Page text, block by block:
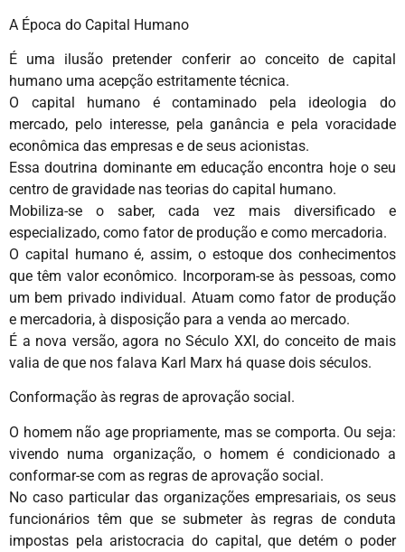
A Época do Capital Humano
É uma ilusão pretender conferir ao conceito de capital
humano uma acepção estritamente técnica.
O capital humano é contaminado pela ideologia do
mercado, pelo interesse, pela ganância e pela voracidade
econômica das empresas e de seus acionistas.
Essa doutrina dominante em educação encontra hoje o seu
centro de gravidade nas teorias do capital humano.
Mobiliza-se o saber, cada vez mais diversificado e
especializado, como fator de produção e como mercadoria.
O capital humano é, assim, o estoque dos conhecimentos
que têm valor econômico. Incorporam-se às pessoas, como
um bem privado individual. Atuam como fator de produção
e mercadoria, à disposição para a venda ao mercado.
É a nova versão, agora no Século XXI, do conceito de mais
valia de que nos falava Karl Marx há quase dois séculos.
Conformação às regras de aprovação social.
O homem não age propriamente, mas se comporta. Ou seja:
vivendo numa organização, o homem é condicionado a
conformar-se com as regras de aprovação social.
No caso particular das organizações empresariais, os seus
funcionários têm que se submeter às regras de conduta
impostas pela aristocracia do capital, que detém o poder